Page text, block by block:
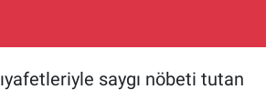
saygı nöbeti tutan